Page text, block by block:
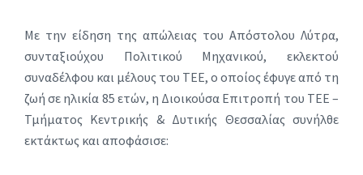
Με την είδηση της απώλειας του Απόστολου Λύτρα,
συνταξιούχου Πολιτικού Μηχανικού, εκλεκτού
συναδέλφου και μέλους του ΤΕΕ, ο οποίος έφυγε από τη
ζωή σε ηλικία 85 ετών, η Διοικούσα Επιτροπή του ΤΕΕ –
Τμήματος Κεντρικής & Δυτικής Θεσσαλίας συνήλθε
εκτάκτως και αποφάσισε: